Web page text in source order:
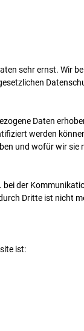
sehr ernst. Wir
Daten
werden
und wofür wir sie
der
Dritte ist nicht
ist: